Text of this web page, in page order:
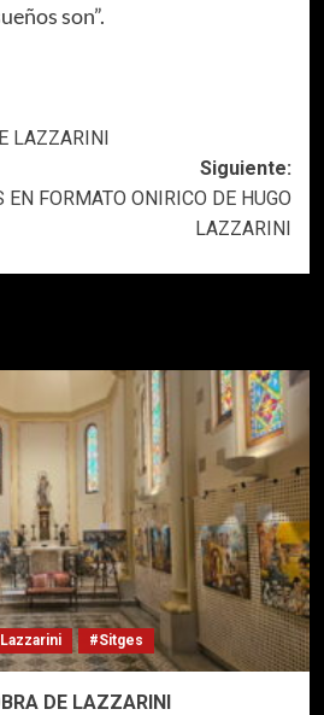
son”.
LAZZARINI
Siguiente:
EN FORMATO ONIRICO DE HUGO
LAZZARINI
#Sitges
DE LAZZARINI